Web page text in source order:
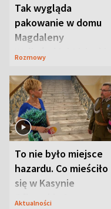
Tak wygląda
pakowanie w domu
Magdaleny
Waligórskiej-Lisieckiej.
Rozmowy
To nie było miejsce
hazardu. Co mieściło
się w Kasynie
Oficerskim?
Aktualności